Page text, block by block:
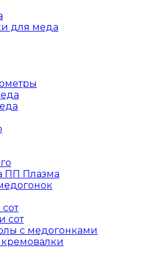
для меда
ПП Плазма
сот
с медогонками